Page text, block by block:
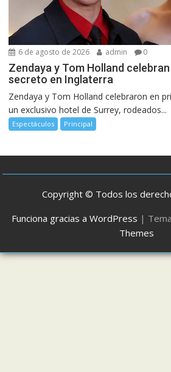
6 de agosto de 2026 admin 0
Zendaya y Tom Holland
secreto en Inglaterra
Zendaya y Tom Holland celebraron en
un exclusivo hotel de Surrey, rodeados...
Espectáculos Principal
Copyright © Todos los
Funciona gracias a WordPress |
Themes